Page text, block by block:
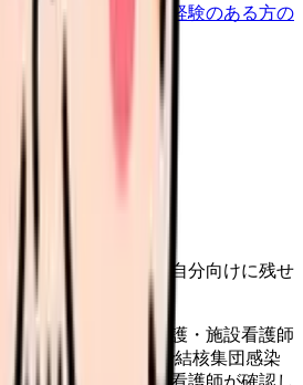
がどう変わったか、経験のある方の
したか？
た
、同僚やあとで読む自分向けに残せ
から考える。訪問看護・施設看護師
部の通所介護施設で結核集団感染
・訪問看護・外来で看護師が確認し